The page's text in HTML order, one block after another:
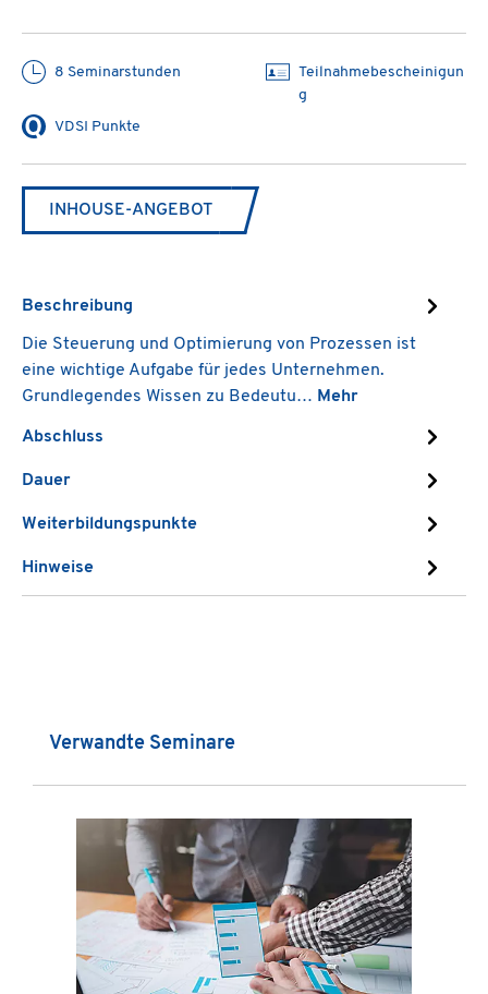
8 Seminarstunden
Teilnahmebescheinigun
g
VDSI Punkte
INHOUSE-ANGEBOT
Beschreibung
Die Steuerung und Optimierung von Prozessen ist
eine wichtige Aufgabe für jedes Unternehmen.
Grundlegendes Wissen zu Bedeutu… Mehr
Abschluss
Dauer
Weiterbildungspunkte
Hinweise
Produktgalerie überspringen
Verwandte Seminare